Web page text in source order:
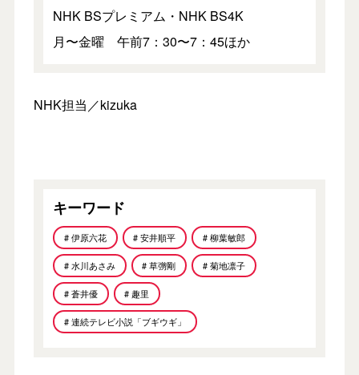
NHK BSプレミアム・NHK BS4K
月〜金曜 午前7：30〜7：45ほか
NHK担当／kizuka
キーワード
# 伊原六花 # 安井順平 # 柳葉敏郎
# 水川あさみ # 草彅剛 # 菊地凛子
# 蒼井優 # 趣里
# 連続テレビ小説「ブギウギ」